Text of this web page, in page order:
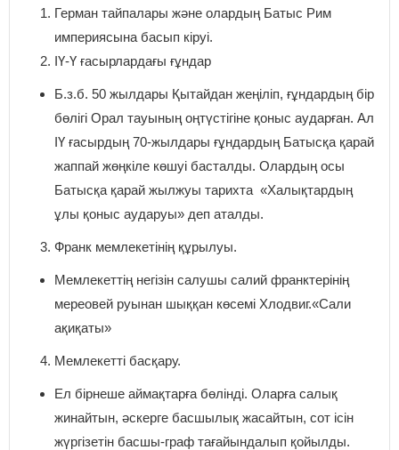
Герман тайпалары және олардың Батыс Рим
империясына басып кіруі.
ІҮ-Ү ғасырлардағы ғұндар
Б.з.б. 50 жылдары Қытайдан жеңіліп, ғұндардың бір
бөлігі Орал тауының оңтүстігіне қоныс аударған. Ал
ІҮ ғасырдың 70-жылдары ғұндардың Батысқа қарай
жаппай жөңкіле көшуі басталды. Олардың осы
Батысқа қарай жылжуы тарихта «Халықтардың
ұлы қоныс аударуы» деп аталды.
Франк мемлекетінің құрылуы.
Мемлекеттің негізін салушы салий франктерінің
мереовей руынан шыққан көсемі Хлодвиг.«Сали
ақиқаты»
Мемлекетті басқару.
Ел бірнеше аймақтарға бөлінді. Оларға салық
жинайтын, әскерге басшылық жасайтын, сот ісін
жүргізетін басшы-граф тағайындалып қойылды.